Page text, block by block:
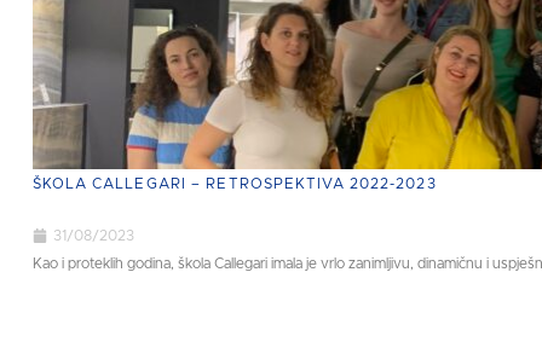
ŠKOLA CALLEGARI – RETROSPEKTIVA 2022-2023
31/08/2023
Kao i proteklih godina, škola Callegari imala je vrlo zanimljivu, dinamičnu i